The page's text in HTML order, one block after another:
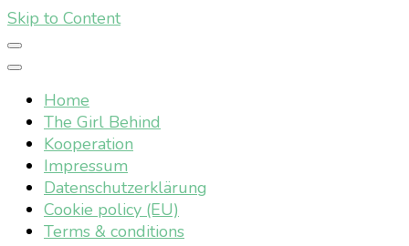
Skip to Content
Home
The Girl Behind
Kooperation
Impressum
Datenschutzerklärung
Cookie policy (EU)
Terms & conditions